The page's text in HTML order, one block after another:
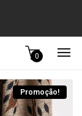
0
Promoção!